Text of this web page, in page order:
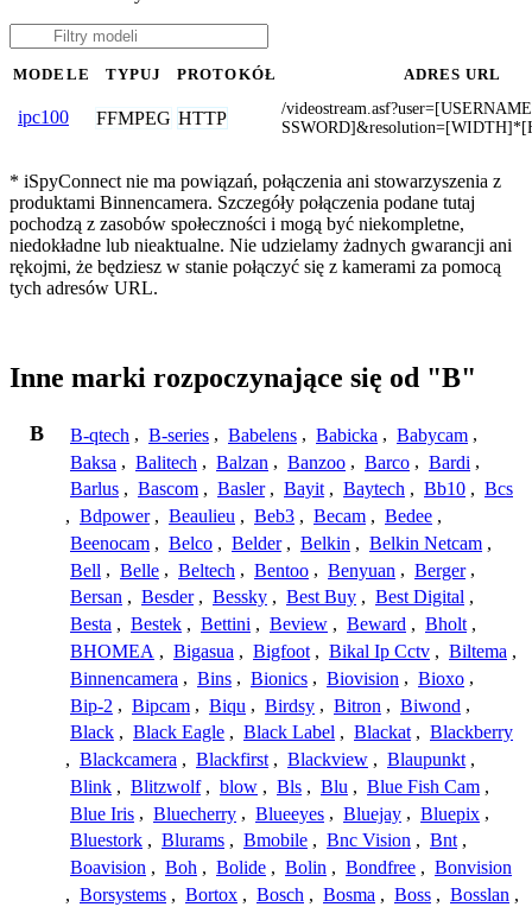
MODELE TYPUJ PROTOKÓŁ ADRES URL
ipc100 FFMPEG HTTP
/
* iSpyConnect nie ma powiązań, połączenia ani stowarzyszenia z
produktami Binnencamera. Szczegóły połączenia podane tutaj
pochodzą z zasobów społeczności i mogą być niekompletne,
niedokładne lub nieaktualne. Nie udzielamy żadnych gwarancji ani
rękojmi, że będziesz w stanie połączyć się z kamerami za pomocą
tych adresów URL.
Inne marki rozpoczynające się od "B"
B B-qtech , B-series , Babelens , Babicka , Babycam ,
Baksa , Balitech , Balzan , Banzoo , Barco , Bardi ,
Barlus , Bascom , Basler , Bayit , Baytech , Bb10 , Bcs
, Bdpower , Beaulieu , Beb3 , Becam , Bedee ,
Beenocam , Belco , Belder , Belkin , Belkin Netcam ,
Bell , Belle , Beltech , Bentoo , Benyuan , Berger ,
Bersan , Besder , Bessky , Best Buy , Best Digital ,
Besta , Bestek , Bettini , Beview , Beward , Bholt ,
BHOMEA , Bigasua , Bigfoot , Bikal Ip Cctv , Biltema ,
Binnencamera , Bins , Bionics , Biovision , Bioxo ,
Bip-2 , Bipcam , Biqu , Birdsy , Bitron , Biwond ,
Black , Black Eagle , Black Label , Blackat , Blackberry
, Blackcamera , Blackfirst , Blackview , Blaupunkt ,
Blink , Blitzwolf , blow , Bls , Blu , Blue Fish Cam ,
Blue Iris , Bluecherry , Blueeyes , Bluejay , Bluepix ,
Bluestork , Blurams , Bmobile , Bnc Vision , Bnt ,
Boavision , Boh , Bolide , Bolin , Bondfree , Bonvision
, Borsystems , Bortox , Bosch , Bosma , Boss , Bosslan ,